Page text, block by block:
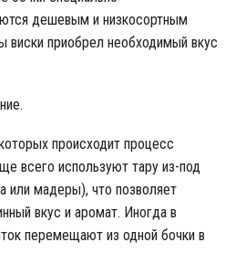
дешевым и низкосортным
виски приобрел необходимый вкус
происходит процесс
всего используют тару из-под
или мадеры), что позволяет
вкус и аромат. Иногда в
перемещают из одной бочки в